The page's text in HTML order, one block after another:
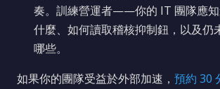
奏。訓練營運者——你的 IT 團隊應
什麼、如何讀取稽核抑制鈕，以及仍
哪些。
如果你的團隊受益於外部加速， 預約 30